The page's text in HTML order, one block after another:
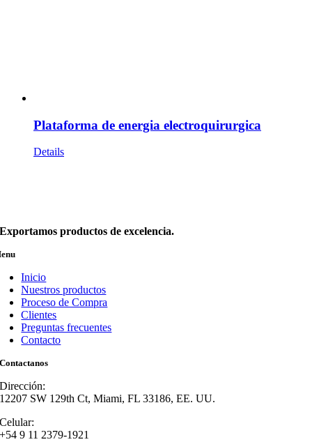
Plataforma de energia electroquirurgica
Details
Exportamos productos de excelencia.
Inicio
Nuestros productos
Proceso de Compra
Clientes
Preguntas frecuentes
Contacto
Contactanos
Dirección:
12207 SW 129th Ct, Miami, FL 33186, EE. UU.
Celular:
+54 9 11 2379-1921